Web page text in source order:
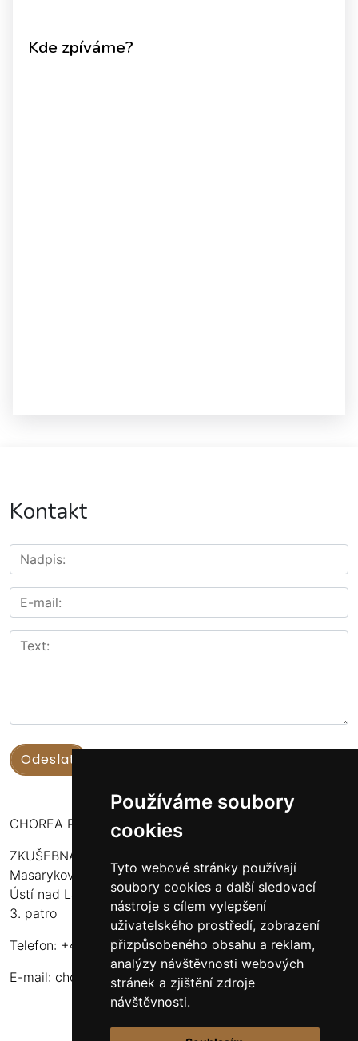
Používáme soubory
cookies
Tyto webové stránky používají
soubory cookies a další sledovací
nástroje s cílem vylepšení
uživatelského prostředí, zobrazení
přizpůsobeného obsahu a reklam,
analýzy návštěvnosti webových
stránek a zjištění zdroje
návštěvnosti.
Kde zpíváme?
Kontakt
CHOREA PUERI USTENSIS
ZKUŠEBNA:
Masarykova 316
Ústí nad Labem - Bukov Rondel
3. patro
Telefon: +420 608 916 320
E-mail: choreapueriustensis@centrum.cz